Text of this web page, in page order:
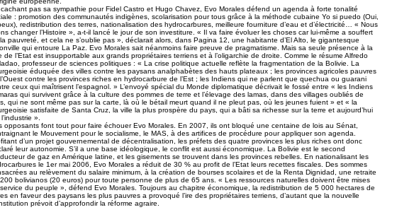
pas sa sympathie pour Fidel Castro et Hugo Chavez, Evo Morales défend un agenda à forte tonalité
: promotion des communautés indigènes, scolarisation pour tous grâce à la méthode cubaine Yo si puedo (Oui,
redistribution des terres, nationalisation des hydrocarbures, meilleure fourniture d’eau et d’électricité… « Nous
changer l’Histoire », a-t-il lancé le jour de son investiture. « Il va faire évoluer les choses car lui-même a souffert
pauvreté, et cela ne s’oublie pas », déclarait alors, dans Pagina 12, une habitante d’El Alto, le gigantesque
qui entoure La Paz. Evo Morales sait néanmoins faire preuve de pragmatisme. Mais sa seule présence à la
de l’Etat est insupportable aux grands propriétaires terriens et à l’oligarchie de droite. Comme le résume Alfredo
professeur de sciences politiques : « La crise politique actuelle reflète la fragmentation de la Bolivie. La
éduquée des villes contre les paysans analphabètes des hauts plateaux ; les provinces agricoles pauvres
contre les provinces riches en hydrocarbure de l’Est ; les Indiens qui ne parlent que quechua ou guarani
ceux qui maîtrisent l’espagnol. » L’envoyé spécial du Monde diplomatique décrivait le fossé entre « les Indiens
qui survivent grâce à la culture des pommes de terre et l’élevage des lamas, dans des villages oubliés de
qui ne sont même pas sur la carte, là où le bétail meurt quand il ne pleut pas, où les jeunes fuient » et « la
satisfaite de Santa Cruz, la ville la plus prospère du pays, qui a bâti sa richesse sur la terre et aujourd’hui
».
opposants font tout pour faire échouer Evo Morales. En 2007, ils ont bloqué une centaine de lois au Sénat,
le Mouvement pour le socialisme, le MAS, à des artifices de procédure pour appliquer son agenda.
d’un projet gouvernemental de décentralisation, les préfets des quatre provinces les plus riches ont donc
leur autonomie. S’il a une base idéologique, le conflit est aussi économique. La Bolivie est le second
de gaz en Amérique latine, et les gisements se trouvent dans les provinces rebelles. En nationalisant les
le 1er mai 2006, Evo Morales a réduit de 30 % au profit de l’Etat leurs recettes fiscales. Des sommes
au relèvement du salaire minimum, à la création de bourses scolaires et de la Renta Dignidad, une retraite
bolivianos (20 euros) pour toute personne de plus de 65 ans. « Les ressources naturelles doivent être mises
du peuple », défend Evo Morales. Toujours au chapitre économique, la redistribution de 5 000 hectares de
en faveur des paysans les plus pauvres a provoqué l’ire des propriétaires terriens, d’autant que la nouvelle
prévoit d’approfondir la réforme agraire.